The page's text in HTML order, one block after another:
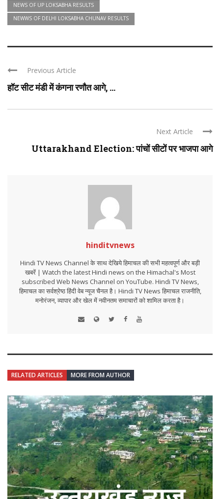
NEWS OF UP LOKSABHA RESULTS
NEWWS OF DELHI LOKSABHA CHUNAV RESULTS
Previous Article
हॉट सीट मंडी में कंगना रणौत आगे, ...
Next Article
Uttarakhand Election: पांचों सीटों पर भाजपा आगे
hinditvnews
Hindi TV News Channel के साथ देखिये हिमाचल की सभी महत्वपूर्ण और बड़ी
खबरें | Watch the latest Hindi news on the Himachal's Most
subscribed Web News Channel on YouTube. Hindi TV News,
हिमाचल का सर्वश्रेष्ठ हिंदी वेब न्यूज चैनल है। Hindi TV News हिमाचल राजनीति,
मनोरंजन, व्यापार और खेल में नवीनतम समाचारों को शामिल करता है।
RELATED ARTICLES MORE FROM AUTHOR